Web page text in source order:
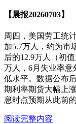
【晨报20260703】
周四，美国劳工统
加5.7万人，约为市
后的12.9万人（初
万人，6月失业率意
低水平。数据公布
期利率期货大幅上
息时点预期从此前
阅读完整内容